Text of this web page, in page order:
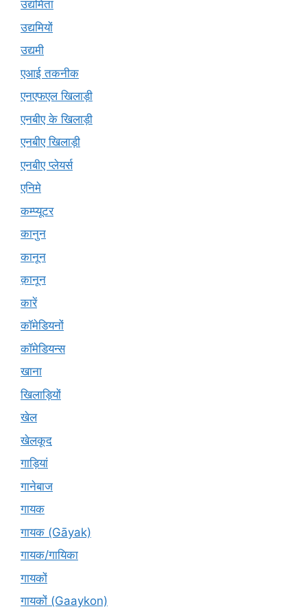
उद्यमिता
उद्यमियों
उद्यमी
एआई तकनीक
एनएफएल खिलाड़ी
एनबीए के खिलाड़ी
एनबीए खिलाड़ी
एनबीए प्लेयर्स
एनिमे
कम्प्यूटर
कानुन
कानून
क़ानून
कारें
कॉमेडियनों
कॉमेडियन्स
खाना
खिलाड़ियों
खेल
खेलकूद
गाड़ियां
गानेबाज
गायक
गायक (Gāyak)
गायक/गायिका
गायकों
गायकों (Gaaykon)